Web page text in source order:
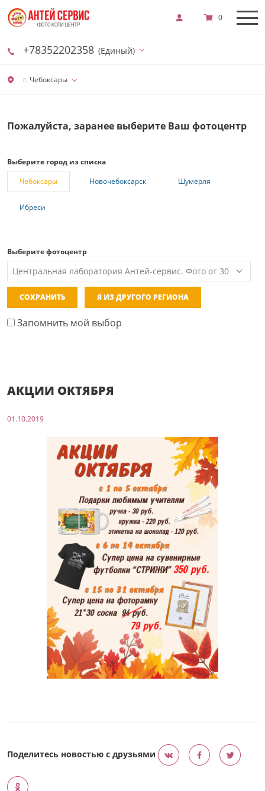
г. Чебоксары
+78352202358 (Единый)
0
Пожалуйста, заранее выберите Ваш фотоцентр
Выберите город из списка
Чебоксары
Новочебоксарск Шумерля
Ибреси
Выберите фотоцентр
СОХРАНИТЬ Я ИЗ ДРУГОГО РЕГИОНА
Запомнить мой выбор
АКЦИИ ОКТЯБРЯ
01.10.2019
Поделитесь новостью с друзьями